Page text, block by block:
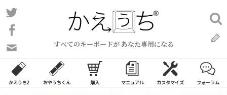
コ
ン
ン
ツ
ス
すべてのキーボードが あなた専用になる
い
合
わ
検
索:
かえうち2 おやうちくん 購入 マニュアル カスタマイズ フォーラム